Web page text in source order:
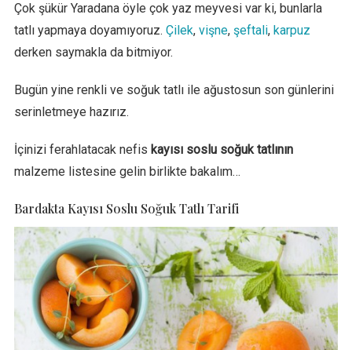
Çok şükür Yaradana öyle çok yaz meyvesi var ki, bunlarla
tatlı yapmaya doyamıyoruz. Çilek, vişne, şeftali, karpuz
derken saymakla da bitmiyor.
Bugün yine renkli ve soğuk tatlı ile ağustosun son günlerini
serinletmeye hazırız.
İçinizi ferahlatacak nefis kayısı soslu soğuk tatlının
malzeme listesine gelin birlikte bakalım…
Bardakta Kayısı Soslu Soğuk Tatlı Tarifi